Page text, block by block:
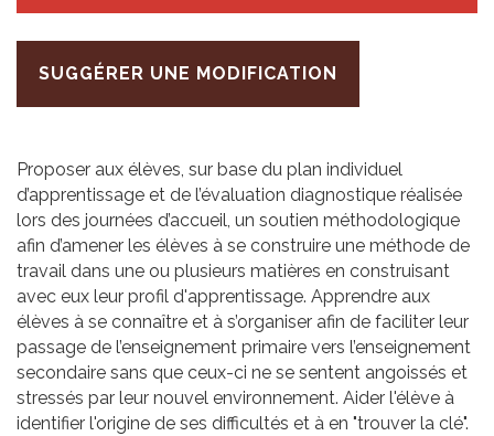
SUGGÉRER UNE MODIFICATION
Proposer aux élèves, sur base du plan individuel
d’apprentissage et de l’évaluation diagnostique réalisée
lors des journées d’accueil, un soutien méthodologique
afin d’amener les élèves à se construire une méthode de
travail dans une ou plusieurs matières en construisant
avec eux leur profil d'apprentissage. Apprendre aux
élèves à se connaître et à s’organiser afin de faciliter leur
passage de l’enseignement primaire vers l’enseignement
secondaire sans que ceux-ci ne se sentent angoissés et
stressés par leur nouvel environnement. Aider l'élève à
identifier l'origine de ses difficultés et à en "trouver la clé".